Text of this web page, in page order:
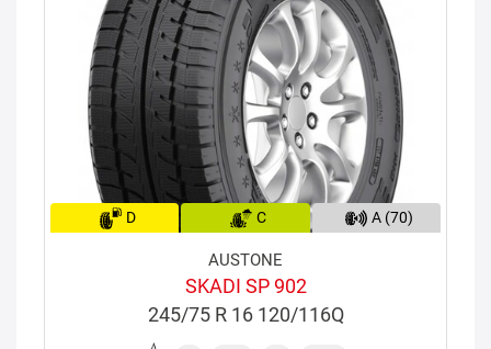
D C A (70)
AUSTONE
SKADI SP 902
245/75 R 16 120/116Q